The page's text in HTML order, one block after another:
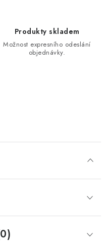
Produkty skladem
Možnost expresního odeslání
objednávky.